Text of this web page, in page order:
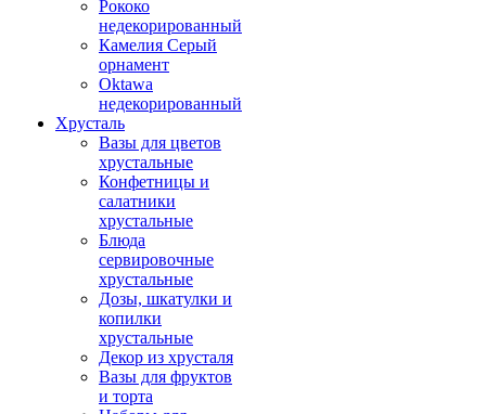
Рококо
недекорированный
Камелия Серый
орнамент
Oktawa
недекорированный
Хрусталь
Вазы для цветов
хрустальные
Конфетницы и
салатники
хрустальные
Блюда
сервировочные
хрустальные
Дозы, шкатулки и
копилки
хрустальные
Декор из хрусталя
Вазы для фруктов
и торта